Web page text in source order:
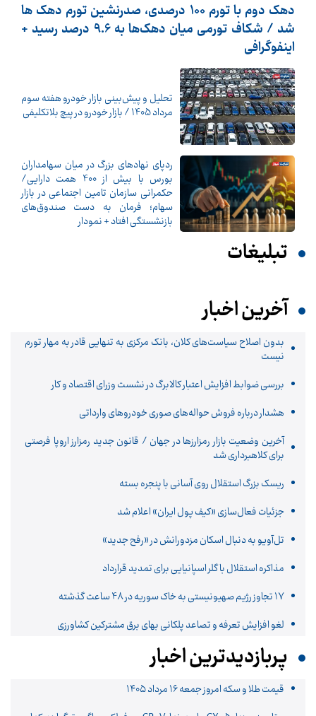
دهک دوم با تورم 100 درصدی، صدرنشین تورم دهک ها
شد / شکاف تورمی میان دهک‌ها به 9.6 درصد رسید +
اینفوگرافی
تحلیل و پیش‌بینی بازار خودرو هفته سوم
مرداد 1405 / بازار خودرو در پیچ بلاتکلیفی
ردپای نهادهای بزرگ در میان سهامداران
بورس با بیش از 400 همت دارایی/
حکمرانی سازمان تامین اجتماعی در بازار
سهام؛ فرمان به دست صندوق‌های
بازنشستگی افتاد + نمودار
تبلیغات
آخرین اخبار
بدون اصلاح سیاست‌های کلان، بانک مرکزی به تنهایی قادر به مهار تورم
نیست
بررسی ضوابط افزایش اعتبار کالابرگ در نشست وزرای اقتصاد و کار
هشدار درباره فروش حواله‌های صوری خودروهای وارداتی
آخرین وضعیت بازار رمزارزها در جهان / قانون جدید رمزارز اروپا فرصتی
برای کلاهبرداری شد
ریسک بزرگ استقلال روی آسانی با پنجره بسته
جزئیات فعال‌سازی «کیف پول ایران» اعلام شد
تل‌آویو به دنبال اسکان مزدورانش در «رفح جدید»
مذاکره استقلال با گلر اسپانیایی برای تمدید قرارداد
17 تجاوز رژیم صهیونیستی به خاک سوریه در 48 ساعت گذشته
لغو افزایش تعرفه و تصاعد پلکانی بهای برق مشترکین کشاورزی
پربازدیدترین اخبار
قیمت طلا و سکه امروز جمعه ۱۶ مرداد ۱۴۰۵